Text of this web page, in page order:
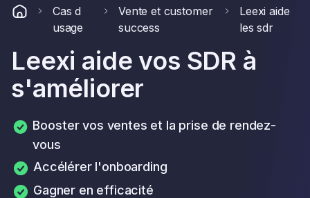
Cas d
usage
Vente et customer
success
Leexi aide
les sdr
Leexi aide vos SDR à
s'améliorer
Booster vos ventes et la prise de rendez-
vous
Accélérer l'onboarding
Gagner en efficacité